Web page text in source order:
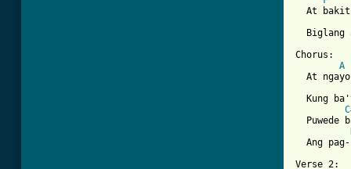
At
Biglang
Chorus:
A
At
Kung
Puwede